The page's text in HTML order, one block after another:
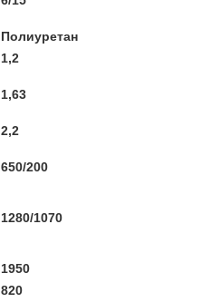
Полиуретан
1,2
1,63
2,2
650/200
1280/1070
1950
820